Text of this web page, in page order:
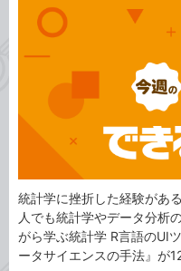
テ
ゴ
リ
タ
グ
統計学に挫折した経験があ
人でも統計学やデータ分析
がら学ぶ統計学 R言語のUI
ータサイエンスの手法』が